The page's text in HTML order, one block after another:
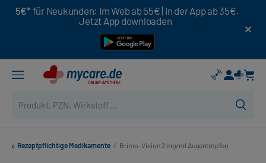
5€* für Neukunden: Im Web ab 55€ | In der App ab 35€.
Jetzt App downloaden
Rezeptpflichtige Medikamente / Brimo-Vision 2 mg/ml Augentropfen